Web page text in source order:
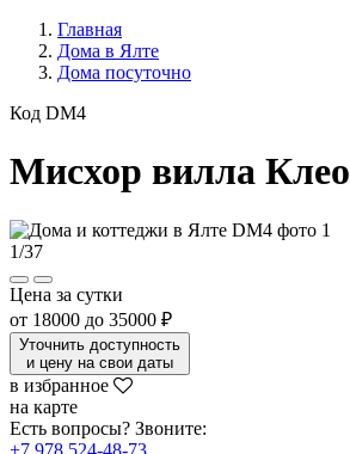
Главная
Дома в Ялте
Дома посуточно
Код DM4
Мисхор вилла Клео
1/37
Цена за сутки
от 18000 до 35000 ₽
Уточнить доступность
и цену на свои даты
в избранное
на карте
Есть вопросы? Звоните:
+7 978 524-48-73